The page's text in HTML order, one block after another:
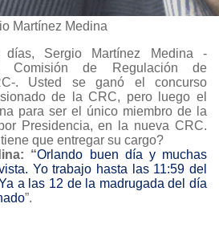
Martínez Medina
días, Sergio Martínez Medina -
Comisión de Regulación de
. Usted se ganó el concurso
de la CRC, pero luego el
para ser el único miembro de la
Presidencia, en la nueva CRC.
que entregar su cargo?
“Orlando buen día y muchas
Yo trabajo hasta las 11:59 del
a las 12 de la madrugada del día
”.